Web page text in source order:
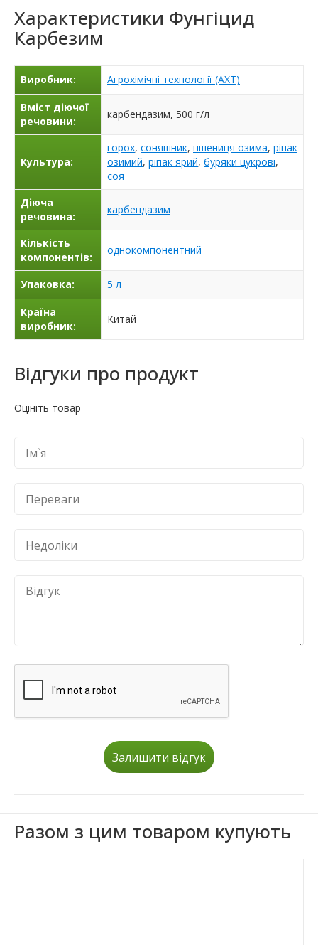
Характеристики Фунгіцид
Карбезим
Виробник: Агрохімічні технології (АХТ)
Вміст діючої
речовини:
карбендазим, 500 г/л
Культура:
горох, соняшник, пшениця озима, ріпак
озимий, ріпак ярий, буряки цукрові,
соя
Діюча
речовина:
карбендазим
Кількість
компонентів:
однокомпонентний
Упаковка: 5 л
Країна
виробник:
Китай
Відгуки про продукт
Оцініть товар
Залишити відгук
Разом з цим товаром купують